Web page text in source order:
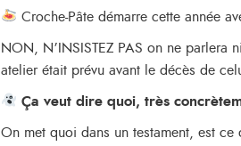
Croche-Pâte démarre cette année
NON, N’INSISTEZ PAS on ne parlera
atelier était prévu avant le décès de
Ça veut dire quoi, très
On met quoi dans un testament, est